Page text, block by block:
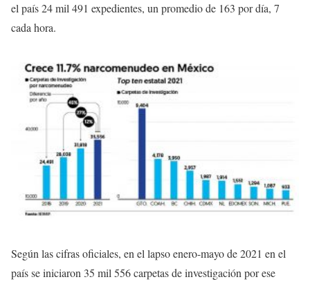
el país 24 mil 491 expedientes, un promedio de 163 por día, 7
cada hora.
Según las cifras oficiales, en el lapso enero-mayo de 2021 en el
país se iniciaron 35 mil 556 carpetas de investigación por ese